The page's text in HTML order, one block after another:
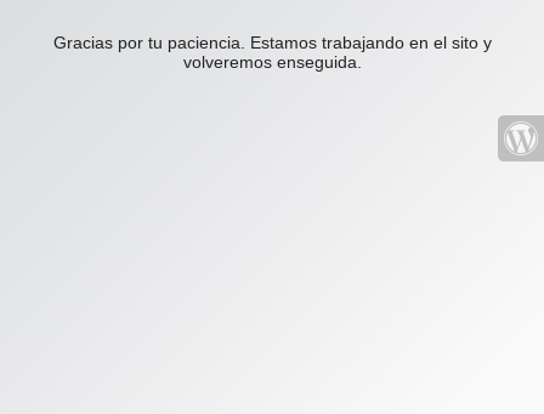
Gracias por tu paciencia. Estamos trabajando en el sito y
volveremos enseguida.